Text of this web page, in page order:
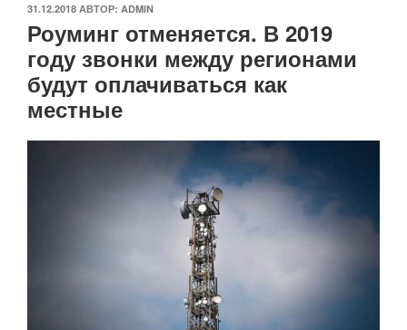
ОПУБЛИКОВАНО
31.12.2018 АВТОР: ADMIN
Роуминг отменяется. В 2019
году звонки между регионами
будут оплачиваться как
местные